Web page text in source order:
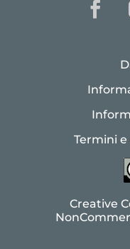
Termini
Creative